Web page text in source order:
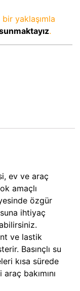
bir yaklaşımla
.
ev ve araç
amaçlı
özgür
ihtiyaç
ve lastik
Basınçlı su
kısa sürede
bakımını